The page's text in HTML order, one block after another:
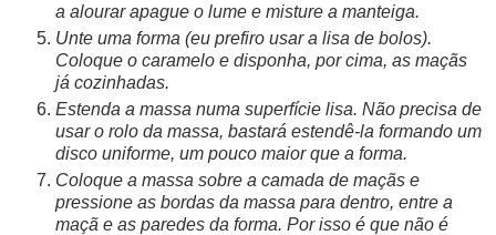
a alourar apague o lume e misture a manteiga.
Unte uma forma (eu prefiro usar a lisa de bolos).
Coloque o caramelo e disponha, por cima, as maçãs
já cozinhadas.
Estenda a massa numa superfície lisa. Não precisa de
usar o rolo da massa, bastará estendê-la formando um
disco uniforme, um pouco maior que a forma.
Coloque a massa sobre a camada de maçãs e
pressione as bordas da massa para dentro, entre a
maçã e as paredes da forma. Por isso é que não é